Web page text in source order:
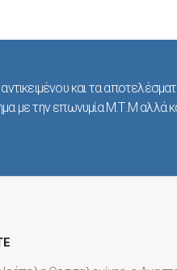
και τα
με την επωνυμία Μ.Τ.Μ αλλά